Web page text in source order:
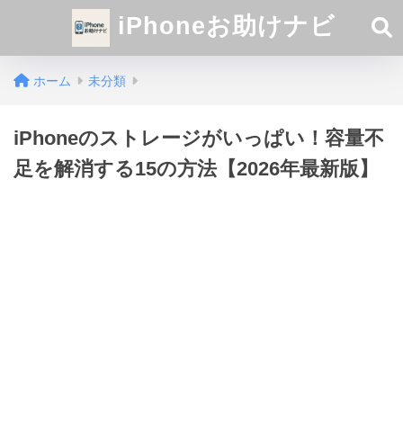
iPhoneお助けナビ
ホーム 未分類
iPhoneのストレージがいっぱい！容量不
足を解消する15の方法【2026年最新版】